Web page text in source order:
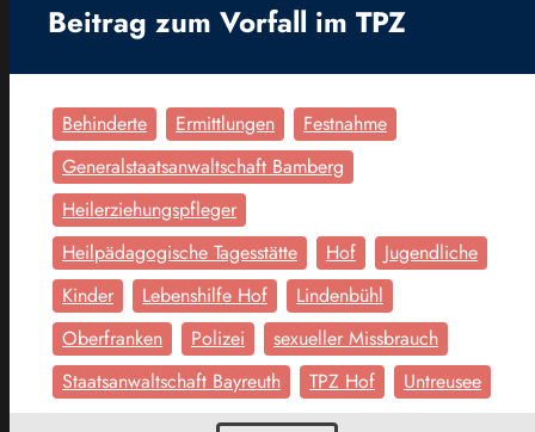
Beitrag zum Vorfall im TPZ
Behinderte Ermittlungen
Festnahme
Generalstaatsanwaltschaft Bamberg
Heilerziehungspfleger
Heilpädagogische Tagesstätte
Hof
Jugendliche
Kinder
Lebenshilfe Hof
Lindenbühl
Oberfranken
Polizei
sexueller Missbrauch
Staatsanwaltschaft Bayreuth
TPZ Hof Untreusee